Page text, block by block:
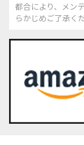
都合により、メン
らかじめご了承く